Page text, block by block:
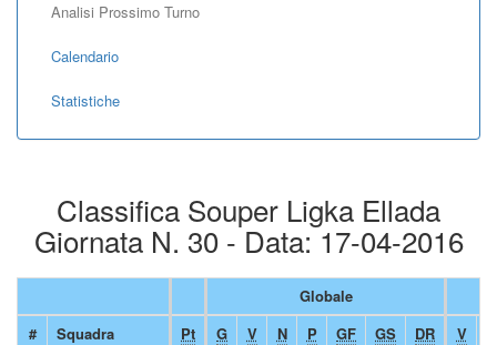
Analisi Prossimo Turno
Calendario
Statistiche
Classifica Souper Ligka Ellada
Giornata N. 30 - Data: 17-04-2016
Globale
#
Squadra Pt G V N P GF GS DR V